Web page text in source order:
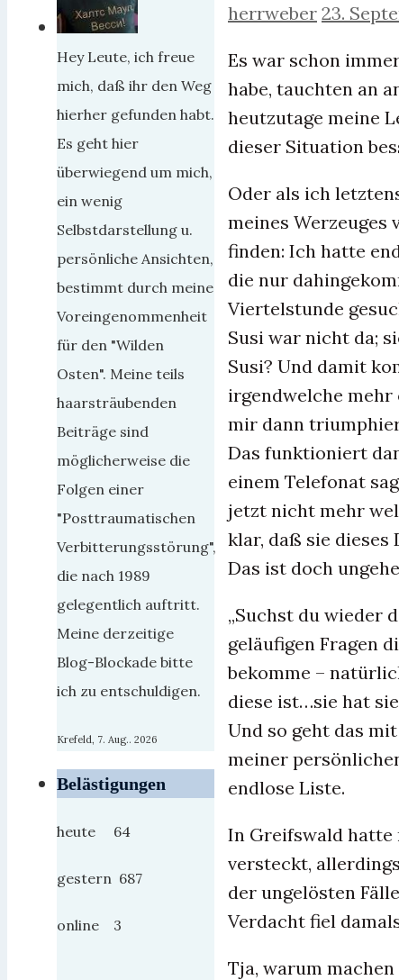
herrweber 23.
Es war schon
habe, tauchten an
heutzutage meine
dieser Situation
Oder als ich
meines Werzeuges
finden: Ich hatte
die nur
Viertelstunde
Susi war nicht da;
Susi? Und damit
irgendwelche mehr
mir dann
Das funktioniert
einem Telefonat
jetzt nicht mehr
klar, daß sie dieses
Das ist doch
„Suchst du wieder
geläufigen Fragen
bekomme –
diese ist…sie hat
Und so geht das
meiner
endlose Liste.
In Greifswald hatte
versteckt,
der ungelösten
Verdacht fiel
Tja, warum
Hey Leute, ich freue
mich, daß ihr den Weg
hierher gefunden habt.
Es geht hier
überwiegend um mich,
ein wenig
Selbstdarstellung u.
persönliche Ansichten,
bestimmt durch meine
Voreingenommenheit
für den "Wilden
Osten". Meine teils
haarsträubenden
Beiträge sind
möglicherweise die
Folgen einer
"Posttraumatischen
Verbitterungsstörung",
die nach 1989
gelegentlich auftritt.
Meine derzeitige
Blog-Blockade bitte
ich zu entschuldigen.
Krefeld, 7. Aug.. 2026
Belästigungen
heute 64
gestern 687
online 3